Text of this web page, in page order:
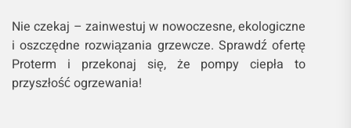
Nie czekaj – zainwestuj w nowoczesne, ekologiczne
i oszczędne rozwiązania grzewcze. Sprawdź ofertę
Proterm i przekonaj się, że pompy ciepła to
przyszłość ogrzewania!